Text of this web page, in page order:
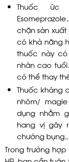
Thuốc ức
chặn sản
có khả năng
thuốc này
nhân cao
có thể thay
Thuốc kháng
nhôm/
dụng nhằm
hang vị gây
chướng
Trong trường